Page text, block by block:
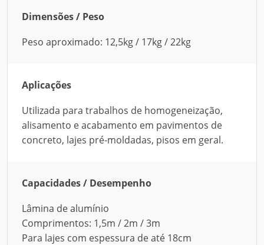
Dimensões / Peso
Peso aproximado: 12,5kg / 17kg / 22kg
Aplicações
Utilizada para trabalhos de homogeneização,
alisamento e acabamento em pavimentos de
concreto, lajes pré-moldadas, pisos em geral.
Capacidades / Desempenho
Lâmina de alumínio
Comprimentos: 1,5m / 2m / 3m
Para lajes com espessura de até 18cm